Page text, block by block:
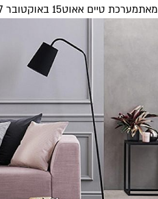
מאתמערכת טיים אאוט15 באוקטובר 2017